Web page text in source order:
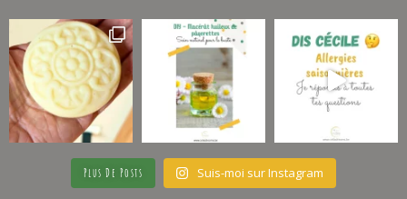
Plus De Posts Suis-moi sur Instagram